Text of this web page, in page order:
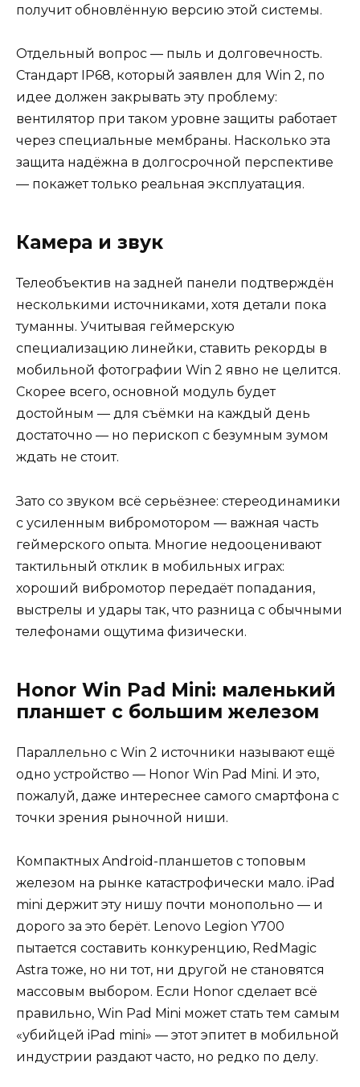
получит обновлённую версию этой системы.
Отдельный вопрос — пыль и долговечность.
Стандарт IP68, который заявлен для Win 2, по
идее должен закрывать эту проблему:
вентилятор при таком уровне защиты работает
через специальные мембраны. Насколько эта
защита надёжна в долгосрочной перспективе
— покажет только реальная эксплуатация.
Камера и звук
Телеобъектив на задней панели подтверждён
несколькими источниками, хотя детали пока
туманны. Учитывая геймерскую
специализацию линейки, ставить рекорды в
мобильной фотографии Win 2 явно не целится.
Скорее всего, основной модуль будет
достойным — для съёмки на каждый день
достаточно — но перископ с безумным зумом
ждать не стоит.
Зато со звуком всё серьёзнее: стереодинамики
с усиленным вибромотором — важная часть
геймерского опыта. Многие недооценивают
тактильный отклик в мобильных играх:
хороший вибромотор передаёт попадания,
выстрелы и удары так, что разница с обычными
телефонами ощутима физически.
Honor Win Pad Mini: маленький
планшет с большим железом
Параллельно с Win 2 источники называют ещё
одно устройство — Honor Win Pad Mini. И это,
пожалуй, даже интереснее самого смартфона с
точки зрения рыночной ниши.
Компактных Android-планшетов с топовым
железом на рынке катастрофически мало. iPad
mini держит эту нишу почти монопольно — и
дорого за это берёт. Lenovo Legion Y700
пытается составить конкуренцию, RedMagic
Astra тоже, но ни тот, ни другой не становятся
массовым выбором. Если Honor сделает всё
правильно, Win Pad Mini может стать тем самым
«убийцей iPad mini» — этот эпитет в мобильной
индустрии раздают часто, но редко по делу.